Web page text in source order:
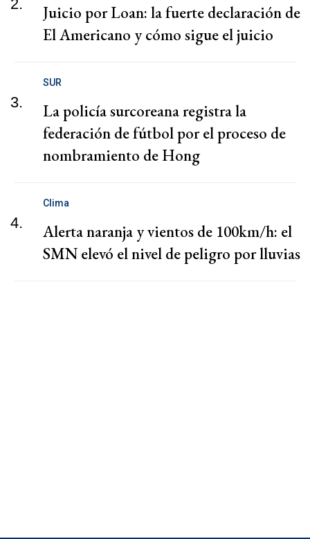
2.
Juicio por Loan: la fuerte declaración de
El Americano y cómo sigue el juicio
3.
SUR
La policía surcoreana registra la
federación de fútbol por el proceso de
nombramiento de Hong
4.
Clima
Alerta naranja y vientos de 100km/h: el
SMN elevó el nivel de peligro por lluvias